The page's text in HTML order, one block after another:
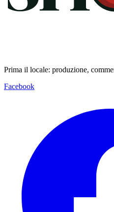
Prima il locale: produzione,
Facebook